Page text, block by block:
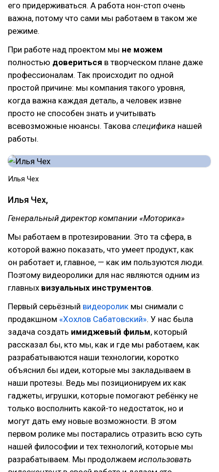
его придерживаться. А работа нон-стоп очень
важна, потому что сами мы работаем в таком же
режиме.
При работе над проектом мы не можем
полностью довериться в творческом плане даже
профессионалам. Так происходит по одной
простой причине: мы компания такого уровня,
когда важна каждая деталь, а человек извне
просто не способен знать и учитывать
всевозможные нюансы. Такова специфика нашей
работы.
Илья Чех
Илья Чех,
Генеральный директор компании «Моторика»
Мы работаем в протезировании. Это та сфера, в
которой важно показать, что умеет продукт, как
он работает и, главное, — как им пользуются люди.
Поэтому видеоролики для нас являются одним из
главных визуальных инструментов.
Первый серьёзный видеоролик мы снимали с
продакшном «Хохлов Сабатовский». У нас была
задача создать имиджевый фильм, который
рассказал бы, кто мы, как и где мы работаем, как
разрабатываются наши технологии, коротко
объяснил бы идеи, которые мы закладываем в
наши протезы. Ведь мы позиционируем их как
гаджеты, игрушки, которые помогают ребёнку не
только восполнить какой-то недостаток, но и
могут дать ему новые возможности. В этом
первом ролике мы постарались отразить всю суть
нашей философии и тех технологий, которые мы
разрабатываем. Мы продолжаем использовать